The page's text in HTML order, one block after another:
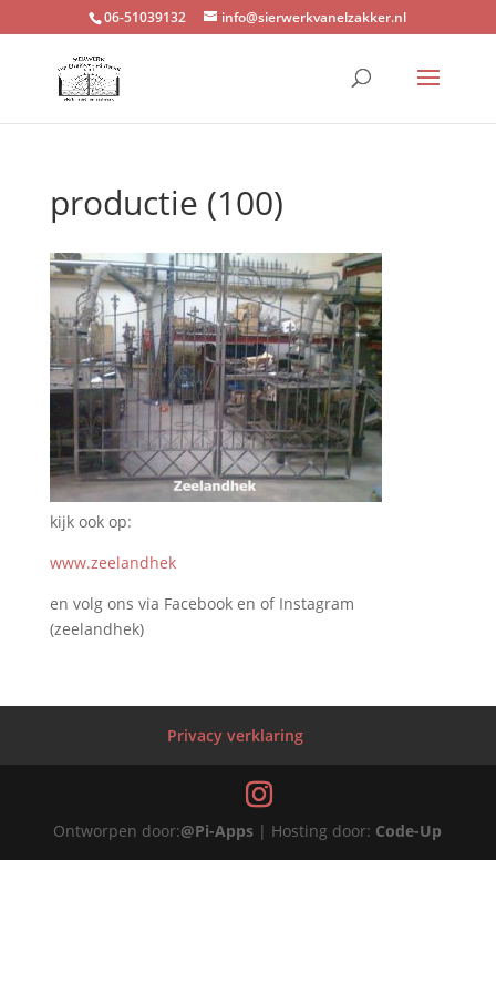
06-51039132 info@sierwerkvanelzakker.nl
productie (100)
kijk ook op:
www.zeelandhek
en volg ons via Facebook en of Instagram
(zeelandhek)
Privacy verklaring
Ontworpen door:@Pi-Apps | Hosting door: Code-Up